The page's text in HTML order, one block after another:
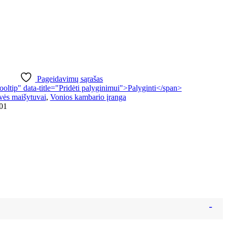
Pageidavimų sąrašas
data-title="Pridėti palyginimui">Palyginti</span>
maišytuvai, Vonios kambario įranga